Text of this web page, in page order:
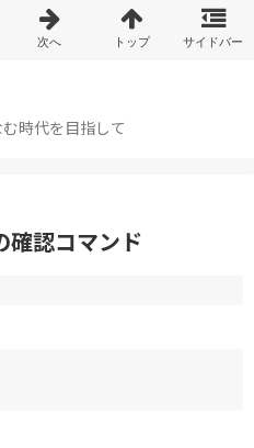
時代を目指して
確認コマンド